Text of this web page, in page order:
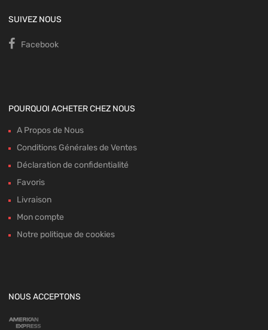
SUIVEZ NOUS
Facebook
POURQUOI ACHETER CHEZ NOUS
A Propos de Nous
Conditions Générales de Ventes
Déclaration de confidentialité
Favoris
Livraison
Mon compte
Notre politique de cookies
NOUS ACCEPTONS